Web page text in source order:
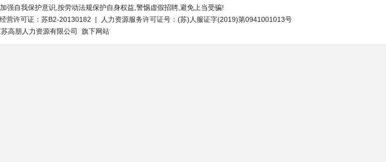
强自我保护意识,按劳动法规保护自身权益,警惕虚假招聘,避免上当受骗!
营许可证：苏B2-20130182 | 人力资源服务许可证号：(苏)人服证字(2019)第0941001013号
高朋人力资源有限公司 旗下网站